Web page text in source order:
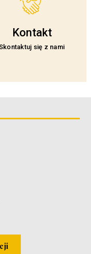
Kontakt
się z nami